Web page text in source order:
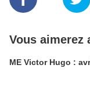
Vous aimerez
ME Victor Hugo :